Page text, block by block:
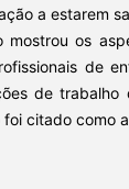
a estarem
mostrou os
de
de trabalho
foi citado como